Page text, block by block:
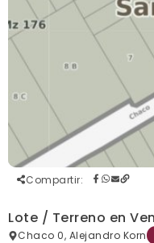
Compartir:
Lote / Terreno en
Chaco 0, Alejandro Korn